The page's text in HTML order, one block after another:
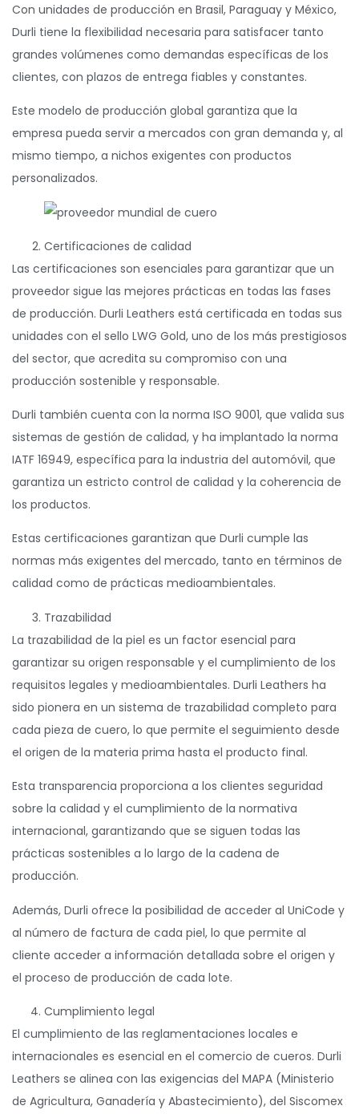
Con unidades de producción en Brasil, Paraguay y México,
Durli tiene la flexibilidad necesaria para satisfacer tanto
grandes volúmenes como demandas específicas de los
clientes, con plazos de entrega fiables y constantes.
Este modelo de producción global garantiza que la
empresa pueda servir a mercados con gran demanda y, al
mismo tiempo, a nichos exigentes con productos
personalizados.
Certificaciones de calidad
Las certificaciones son esenciales para garantizar que un
proveedor sigue las mejores prácticas en todas las fases
de producción. Durli Leathers está certificada en todas sus
unidades con el sello LWG Gold, uno de los más prestigiosos
del sector, que acredita su compromiso con una
producción sostenible y responsable.
Durli también cuenta con la norma ISO 9001, que valida sus
sistemas de gestión de calidad, y ha implantado la norma
IATF 16949, específica para la industria del automóvil, que
garantiza un estricto control de calidad y la coherencia de
los productos.
Estas certificaciones garantizan que Durli cumple las
normas más exigentes del mercado, tanto en términos de
calidad como de prácticas medioambientales.
Trazabilidad
La trazabilidad de la piel es un factor esencial para
garantizar su origen responsable y el cumplimiento de los
requisitos legales y medioambientales. Durli Leathers ha
sido pionera en un sistema de trazabilidad completo para
cada pieza de cuero, lo que permite el seguimiento desde
el origen de la materia prima hasta el producto final.
Esta transparencia proporciona a los clientes seguridad
sobre la calidad y el cumplimiento de la normativa
internacional, garantizando que se siguen todas las
prácticas sostenibles a lo largo de la cadena de
producción.
Además, Durli ofrece la posibilidad de acceder al UniCode y
al número de factura de cada piel, lo que permite al
cliente acceder a información detallada sobre el origen y
el proceso de producción de cada lote.
Cumplimiento legal
El cumplimiento de las reglamentaciones locales e
internacionales es esencial en el comercio de cueros. Durli
Leathers se alinea con las exigencias del MAPA (Ministerio
de Agricultura, Ganadería y Abastecimiento), del Siscomex